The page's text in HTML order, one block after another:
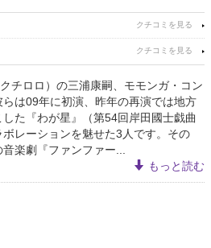
チロロ）の三浦康嗣、モモンガ・コン
は09年に初演、昨年の再演では地方
た『わが星』（第54回岸田國士戯曲
レーションを魅せた3人です。その
楽劇『ファンファー...
もっと読む